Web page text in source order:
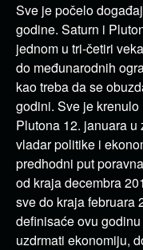
Sve je počelo
godine. Saturn i
jednom u tri-četiri
do međunarodnih
kao treba da se
godini. Sve je
Plutona 12. januara
vladar politike i
predhodni put
od kraja decembra
sve do kraja februara
definisaće ovu
uzdrmati ekonomiju,